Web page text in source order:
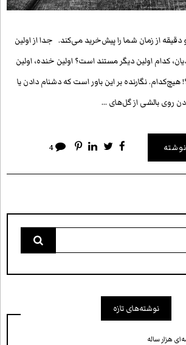
از زمان شما را پیش‌خرید می‌کند. جدا از اولین
کدام اولین دیگر مستند است؟ اولین خنده، اولین
هیچ‌کدام. نگارنده بر این باور است که دشنام دادن یا
روی بالشی از گل‌های …
4
نوشته‌های تازه
هزار ساله